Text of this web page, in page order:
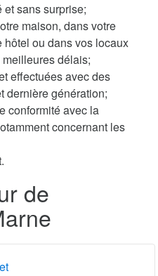
sans surprise;
maison, dans votre
hôtel ou dans vos locaux
délais;
effectuées avec des
dernière génération;
conformité avec la
concernant les
de